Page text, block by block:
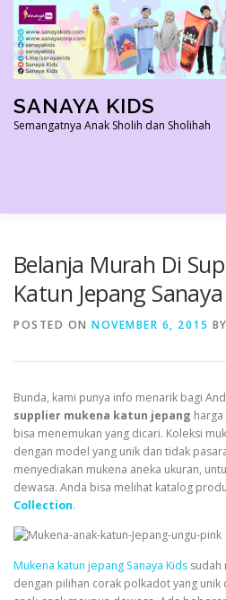
Skip
content
SANAYA KIDS
Semangatnya Anak Sholih dan Sholihah
Belanja Murah Di
Katun Jepang
POSTED ON NOVEMBER 6, 2015 BY
Bunda, kami punya info menarik bagi
supplier mukena katun jepang harga
bisa menemukan yang dicari. Koleksi
dengan model yang unik dan tidak
menyediakan mukena aneka ukuran,
dewasa. Anda bisa melihat katalog
Collection.
Mukena katun jepang Sanaya Kids sudah
dengan pilihan corak polkadot yang